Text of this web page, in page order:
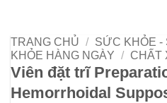
TRANG CHỦ / SỨC KHỎE -
KHỎE HÀNG NGÀY / CHẤT
Viên đặt trĩ
Hemorrhoidal